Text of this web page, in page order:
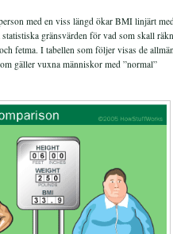
med en viss längd ökar BMI linjärt
gränsvärden för vad som skall
fetma. I tabellen som följer visas de
gäller vuxna människor med ”normal”